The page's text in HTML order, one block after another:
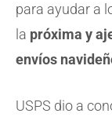
para ayudar a
la próxima y
envíos
USPS dio a